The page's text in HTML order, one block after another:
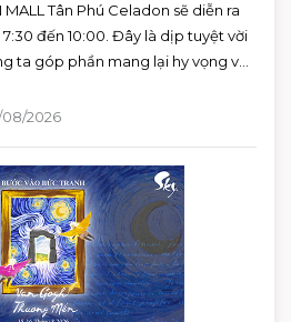
Tân Phú Celadon sẽ diễn ra
đến 10:00. Đây là dịp tuyệt vời
ta góp phần mang lại hy vọng và
đang cần máu trong cuộc
cùng lan tỏa thông điệp yêu
2026